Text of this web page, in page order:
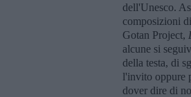
dell'Unesco.
composizioni
Gotan Project,
alcune si
della testa, di
l'invito oppure
dover dire di